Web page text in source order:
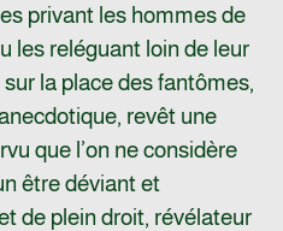
privant les hommes de
les reléguant loin de leur
la place des fantômes,
revêt une
que l’on ne considère
être déviant et
de plein droit, révélateur